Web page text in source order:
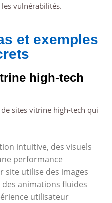
vulnérabilités.
et exemples
high-tech
sites vitrine high-tech qui
intuitive, des visuels
performance
site utilise des images
animations fluides
utilisateur